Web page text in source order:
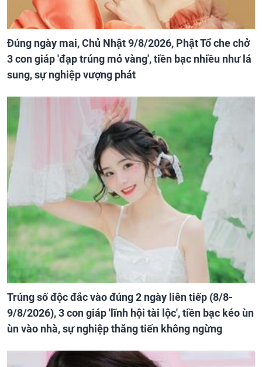
Đúng ngày mai, Chủ Nhật 9/8/2026, Phật Tổ che chở
3 con giáp 'đạp trúng mỏ vàng', tiền bạc nhiều như lá
sung, sự nghiệp vượng phát
Trúng số độc đắc vào đúng 2 ngày liên tiếp (8/8-
9/8/2026), 3 con giáp 'lĩnh hội tài lộc', tiền bạc kéo ùn
ùn vào nhà, sự nghiệp thăng tiến không ngừng